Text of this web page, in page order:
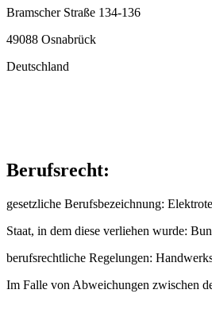
Bramscher Straße 134-136
49088 Osnabrück
Deutschland
Berufsrecht:
gesetzliche Berufsbezeichnung:
Staat, in dem diese verliehen wurde:
berufsrechtliche Regelungen:
Im Falle von Abweichungen zwischen